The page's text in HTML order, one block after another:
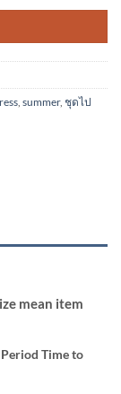
summer, ชุดไป
mean item
Period Time to